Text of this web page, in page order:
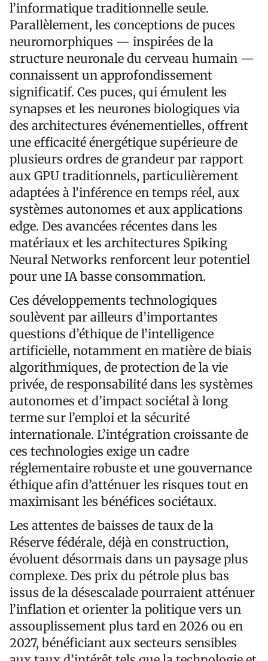
l’informatique traditionnelle seule.
Parallèlement, les conceptions de puces
neuromorphiques — inspirées de la
structure neuronale du cerveau humain —
connaissent un approfondissement
significatif. Ces puces, qui émulent les
synapses et les neurones biologiques via
des architectures événementielles, offrent
une efficacité énergétique supérieure de
plusieurs ordres de grandeur par rapport
aux GPU traditionnels, particulièrement
adaptées à l’inférence en temps réel, aux
systèmes autonomes et aux applications
edge. Des avancées récentes dans les
matériaux et les architectures Spiking
Neural Networks renforcent leur potentiel
pour une IA basse consommation.
Ces développements technologiques
soulèvent par ailleurs d’importantes
questions d’éthique de l’intelligence
artificielle, notamment en matière de biais
algorithmiques, de protection de la vie
privée, de responsabilité dans les systèmes
autonomes et d’impact sociétal à long
terme sur l’emploi et la sécurité
internationale. L’intégration croissante de
ces technologies exige un cadre
réglementaire robuste et une gouvernance
éthique afin d’atténuer les risques tout en
maximisant les bénéfices sociétaux.
Les attentes de baisses de taux de la
Réserve fédérale, déjà en construction,
évoluent désormais dans un paysage plus
complexe. Des prix du pétrole plus bas
issus de la désescalade pourraient atténuer
l’inflation et orienter la politique vers un
assouplissement plus tard en 2026 ou en
2027, bénéficiant aux secteurs sensibles